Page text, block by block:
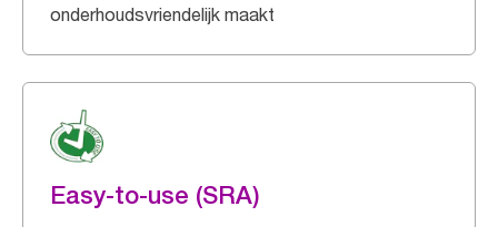
onderhoudsvriendelijk maakt
Easy-to-use (SRA)